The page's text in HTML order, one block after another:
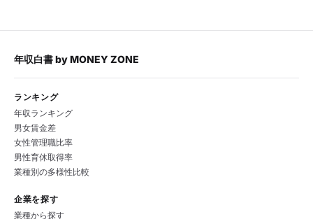
年収白書byMONEY ZONE
ランキング
年収ランキング
男女賃金差
女性管理職比率
男性育休取得率
業種別の多様性比較
企業を探す
業種から探す